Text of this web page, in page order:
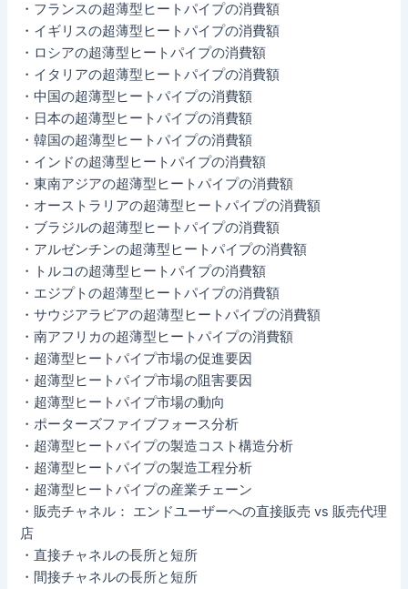
・フランスの超薄型ヒートパイプの消費額
・イギリスの超薄型ヒートパイプの消費額
・ロシアの超薄型ヒートパイプの消費額
・イタリアの超薄型ヒートパイプの消費額
・中国の超薄型ヒートパイプの消費額
・日本の超薄型ヒートパイプの消費額
・韓国の超薄型ヒートパイプの消費額
・インドの超薄型ヒートパイプの消費額
・東南アジアの超薄型ヒートパイプの消費額
・オーストラリアの超薄型ヒートパイプの消費額
・ブラジルの超薄型ヒートパイプの消費額
・アルゼンチンの超薄型ヒートパイプの消費額
・トルコの超薄型ヒートパイプの消費額
・エジプトの超薄型ヒートパイプの消費額
・サウジアラビアの超薄型ヒートパイプの消費額
・南アフリカの超薄型ヒートパイプの消費額
・超薄型ヒートパイプ市場の促進要因
・超薄型ヒートパイプ市場の阻害要因
・超薄型ヒートパイプ市場の動向
・ポーターズファイブフォース分析
・超薄型ヒートパイプの製造コスト構造分析
・超薄型ヒートパイプの製造工程分析
・超薄型ヒートパイプの産業チェーン
・販売チャネル： エンドユーザーへの直接販売 vs 販売代理
店
・直接チャネルの長所と短所
・間接チャネルの長所と短所